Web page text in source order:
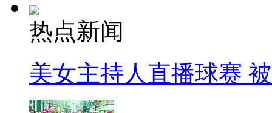
热点新闻
美女主持人直播球赛